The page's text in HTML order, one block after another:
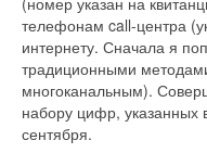
телефонам call-центра
интернету. Сначала я
традиционными
многоканальным).
набору цифр, указанных
сентября.